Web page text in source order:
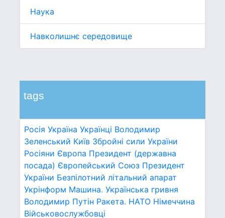
Наука
Навколишнє середовище
tags
Росія Україна Українці Володимир
Зеленський Київ Збройні сили України
Росіяни Європа Президент (державна
посада) Європейський Союз Президент
України Безпілотний літальний апарат
Укрінформ Машина. Українська гривня
Володимир Путін Ракета. НАТО Німеччина
Військовослужбовці